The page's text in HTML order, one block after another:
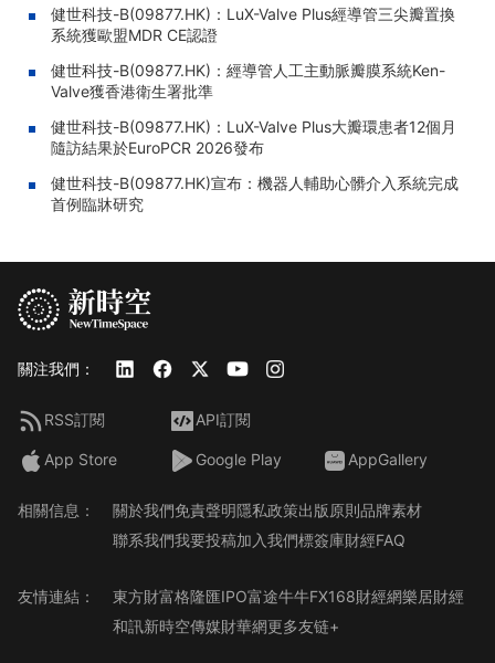
健世科技-B(09877.HK)：LuX-Valve Plus經導管三尖瓣置換
系統獲歐盟MDR CE認證
健世科技-B(09877.HK)：經導管人工主動脈瓣膜系統Ken-
Valve獲香港衛生署批準
健世科技-B(09877.HK)：LuX-Valve Plus大瓣環患者12個月
隨訪結果於EuroPCR 2026發布
健世科技-B(09877.HK)宣布：機器人輔助心髒介入系統完成
首例臨牀研究
關注我們：
RSS訂閱 API訂閱
App Store Google Play AppGallery
相關信息： 關於我們免責聲明隱私政策出版原則品牌素材
聯系我們我要投稿加入我們標簽庫財經FAQ
友情連結： 東方財富格隆匯IPO富途牛牛FX168財經網樂居財經
和訊新時空傳媒財華網更多友链+